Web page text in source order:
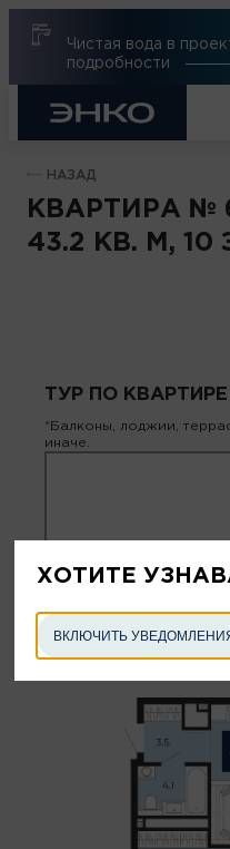
Чистая вода в
подробности
НАЗАД
КВАРТИРА №
43.2 КВ. М,
ТУР ПО КВАРТИРЕ
*Балконы, лоджии,
иначе.
ХОТИТЕ
ВКЛЮЧИТЬ